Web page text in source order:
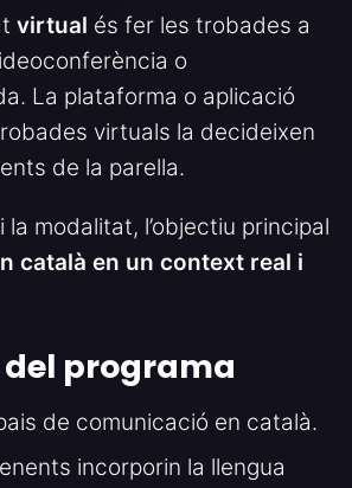
virtual és fer les trobades a
o
La plataforma o aplicació
virtuals la decideixen
de la parella.
la modalitat, l’objectiu principal
català en un context real i
programa
de comunicació en català.
incorporin la llengua